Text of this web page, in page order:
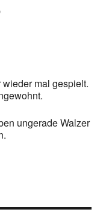
mal gespielt.
ungerade Walzer